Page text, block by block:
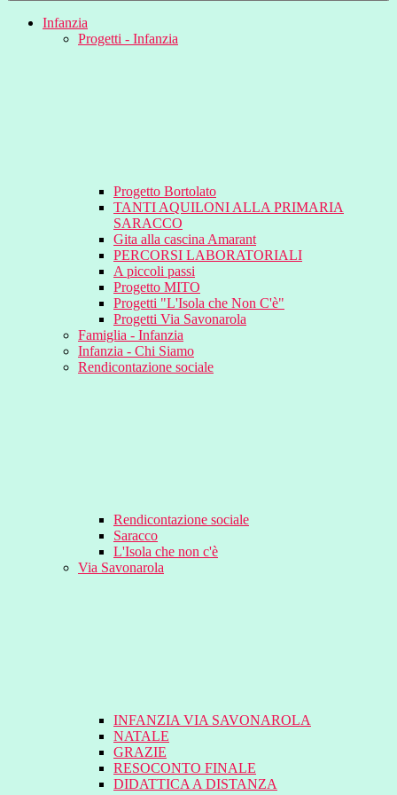
Infanzia
Progetti - Infanzia
Progetto Bortolato
TANTI AQUILONI ALLA PRIMARIA
SARACCO
Gita alla cascina Amarant
PERCORSI LABORATORIALI
A piccoli passi
Progetto MITO
Progetti "L'Isola che Non C'è"
Progetti Via Savonarola
Famiglia - Infanzia
Infanzia - Chi Siamo
Rendicontazione sociale
Rendicontazione sociale
Saracco
L'Isola che non c'è
Via Savonarola
INFANZIA VIA SAVONAROLA
NATALE
GRAZIE
RESOCONTO FINALE
DIDATTICA A DISTANZA